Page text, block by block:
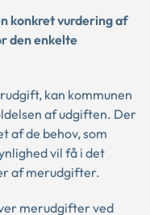
konkret vurdering af
den enkelte
kan kommunen
af udgiften. Der
af de behov, som
vil få i det
af merudgifter.
merudgifter ved